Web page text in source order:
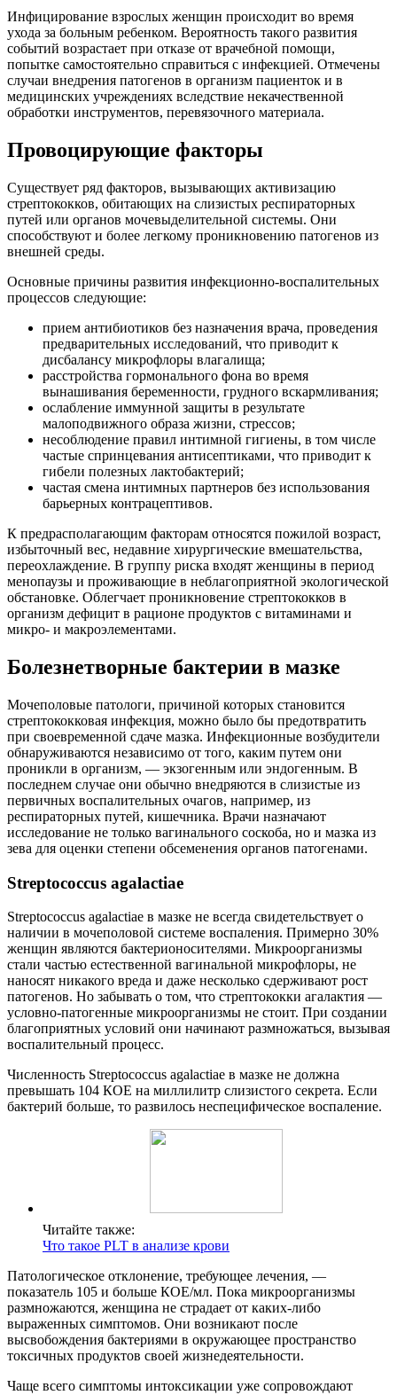
Инфицирование взрослых женщин происходит во время
ухода за больным ребенком. Вероятность такого развития
событий возрастает при отказе от врачебной помощи,
попытке самостоятельно справиться с инфекцией. Отмечены
случаи внедрения патогенов в организм пациенток и в
медицинских учреждениях вследствие некачественной
обработки инструментов, перевязочного материала.
Провоцирующие факторы
Существует ряд факторов, вызывающих активизацию
стрептококков, обитающих на слизистых респираторных
путей или органов мочевыделительной системы. Они
способствуют и более легкому проникновению патогенов из
внешней среды.
Основные причины развития инфекционно-воспалительных
процессов следующие:
прием антибиотиков без назначения врача, проведения
предварительных исследований, что приводит к
дисбалансу микрофлоры влагалища;
расстройства гормонального фона во время
вынашивания беременности, грудного вскармливания;
ослабление иммунной защиты в результате
малоподвижного образа жизни, стрессов;
несоблюдение правил интимной гигиены, в том числе
частые спринцевания антисептиками, что приводит к
гибели полезных лактобактерий;
частая смена интимных партнеров без использования
барьерных контрацептивов.
К предрасполагающим факторам относятся пожилой возраст,
избыточный вес, недавние хирургические вмешательства,
переохлаждение. В группу риска входят женщины в период
менопаузы и проживающие в неблагоприятной экологической
обстановке. Облегчает проникновение стрептококков в
организм дефицит в рационе продуктов с витаминами и
микро- и макроэлементами.
Болезнетворные бактерии в мазке
Мочеполовые патологи, причиной которых становится
стрептококковая инфекция, можно было бы предотвратить
при своевременной сдаче мазка. Инфекционные возбудители
обнаруживаются независимо от того, каким путем они
проникли в организм, — экзогенным или эндогенным. В
последнем случае они обычно внедряются в слизистые из
первичных воспалительных очагов, например, из
респираторных путей, кишечника. Врачи назначают
исследование не только вагинального соскоба, но и мазка из
зева для оценки степени обсеменения органов патогенами.
Streptococcus agalactiae
Streptococcus agalactiae в мазке не всегда свидетельствует о
наличии в мочеполовой системе воспаления. Примерно 30%
женщин являются бактерионосителями. Микроорганизмы
стали частью естественной вагинальной микрофлоры, не
наносят никакого вреда и даже несколько сдерживают рост
патогенов. Но забывать о том, что стрептококки агалактия —
условно-патогенные микроорганизмы не стоит. При создании
благоприятных условий они начинают размножаться, вызывая
воспалительный процесс.
Численность Streptococcus agalactiae в мазке не должна
превышать 104 КОЕ на миллилитр слизистого секрета. Если
бактерий больше, то развилось неспецифическое воспаление.
Читайте также:
Что такое PLT в анализе крови
Патологическое отклонение, требующее лечения, —
показатель 105 и больше КОЕ/мл. Пока микроорганизмы
размножаются, женщина не страдает от каких-либо
выраженных симптомов. Они возникают после
высвобождения бактериями в окружающее пространство
токсичных продуктов своей жизнедеятельности.
Чаще всего симптомы интоксикации уже сопровождают